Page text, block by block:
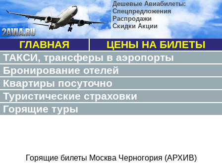
Дешевые Авиабилеты:
Спецпредложения
Распродажи
Скидки Акции
ГЛАВНАЯ
ЦЕНЫ НА БИЛЕТЫ
ТАКСИ, трансферы в аэропорты
Бронирование отелей
Квартиры посуточно
Туристические страховки
Горящие туры
Горящие билеты Москва Черногория (АРХИВ)